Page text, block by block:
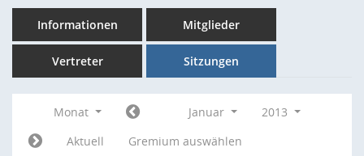
Informationen Mitglieder
Vertreter Sitzungen
Monat Januar
2013
Aktuell
Gremium auswählen